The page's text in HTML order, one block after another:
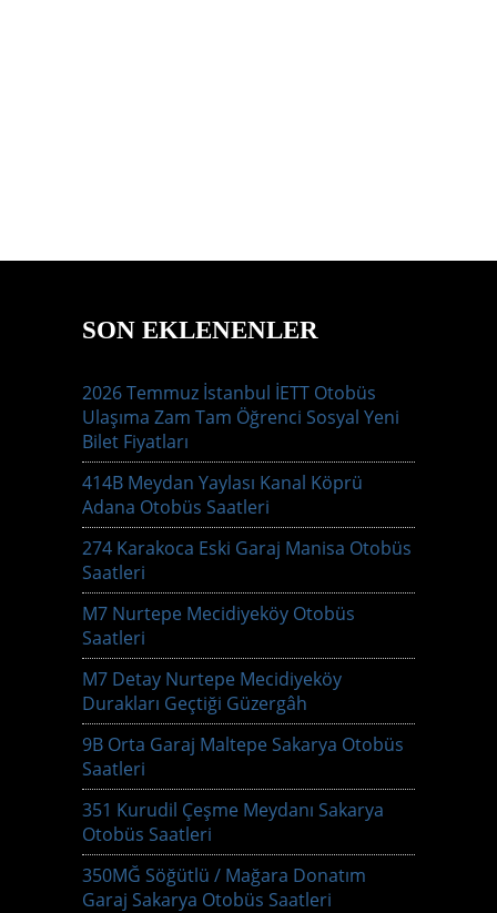
SON EKLENENLER
2026 Temmuz İstanbul İETT Otobüs
Ulaşıma Zam Tam Öğrenci Sosyal Yeni
Bilet Fiyatları
414B Meydan Yaylası Kanal Köprü
Adana Otobüs Saatleri
274 Karakoca Eski Garaj Manisa Otobüs
Saatleri
M7 Nurtepe Mecidiyeköy Otobüs
Saatleri
M7 Detay Nurtepe Mecidiyeköy
Durakları Geçtiği Güzergâh
9B Orta Garaj Maltepe Sakarya Otobüs
Saatleri
351 Kurudil Çeşme Meydanı Sakarya
Otobüs Saatleri
350MĞ Söğütlü / Mağara Donatım
Garaj Sakarya Otobüs Saatleri